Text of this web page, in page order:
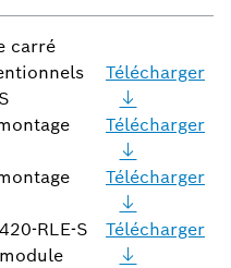
carré
RLE-S
Télécharger
Télécharger
Télécharger
Télécharger